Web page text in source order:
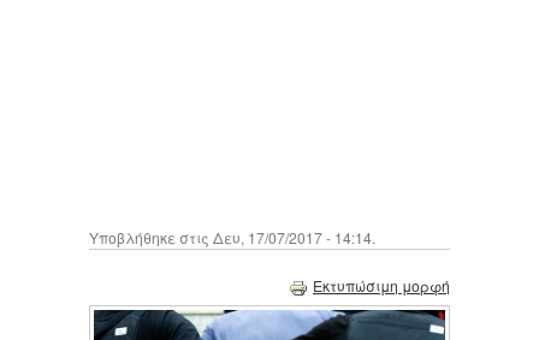
Υποβλήθηκε στις Δευ, 17/07/2017 - 14:14.
Εκτυπώσιμη μορφή